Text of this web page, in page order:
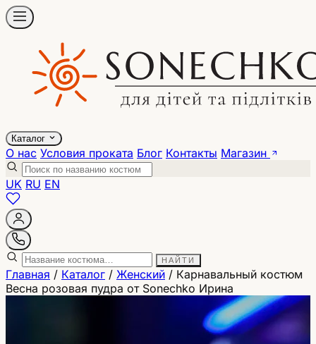
Каталог
О нас Условия проката Блог Контакты Магазин
UK RU EN
НАЙТИ
Главная / Каталог / Женский / Карнавальный костюм
Весна розовая пудра от Sonechko Ирина